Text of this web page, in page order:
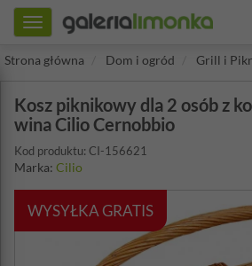
Toggle
navigation
Strona główna
Dom i ogród Grill i
Kosz piknikowy dla 2 osób z
wina Cilio Cernobbio
Kod produktu: CI-156621
Marka: Cilio
WYSYŁKA GRATIS